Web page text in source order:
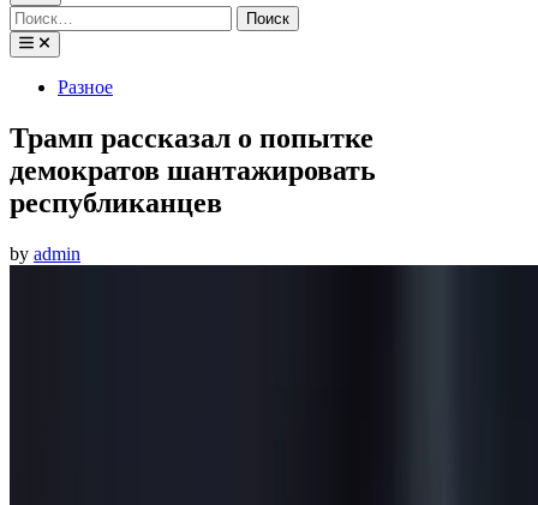
Найти:
PostedРазное
Трамп рассказал о попытке
демократов шантажировать
республиканцев
by admin